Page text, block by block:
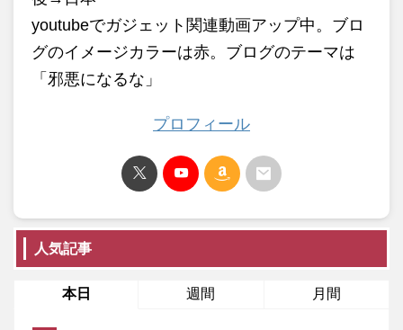
youtubeでガジェット関連動画アップ中。ブロ
グのイメージカラーは赤。ブログのテーマは
「邪悪になるな」
プロフィール
人気記事
本日 週間 月間